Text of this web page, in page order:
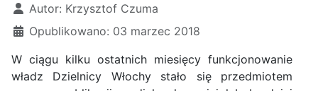
Autor: Krzysztof Czuma
Opublikowano: 03 marzec 2018
W ciągu kilku ostatnich miesięcy funkcjonowanie
władz Dzielnicy Włochy stało się przedmiotem